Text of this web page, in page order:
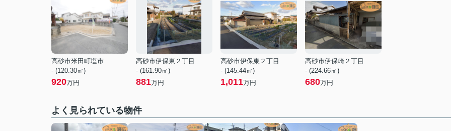
高砂市米田町塩市
- (120.30㎡)
920万円
高砂市伊保東２丁目
- (161.90㎡)
881万円
高砂市伊保東２丁目
- (145.44㎡)
1,011万円
高砂市伊保崎２丁目
- (224.66㎡)
680万円
よく見られている物件